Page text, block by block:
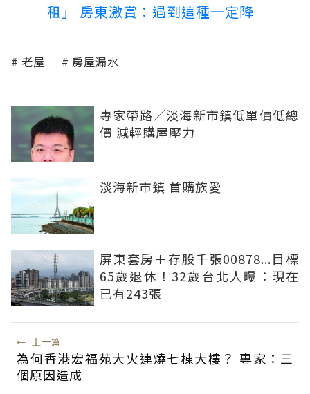
租」 房東激賞：遇到這種一定降
老屋 房屋漏水
專家帶路／淡海新市鎮低單價低總
價 減輕購屋壓力
淡海新市鎮 首購族愛
屏東套房＋存股千張00878...目標
65歲退休！32歲台北人曝：現在
已有243張
← 上一篇
為何香港宏福苑大火連燒七棟大樓？ 專家：三
個原因造成